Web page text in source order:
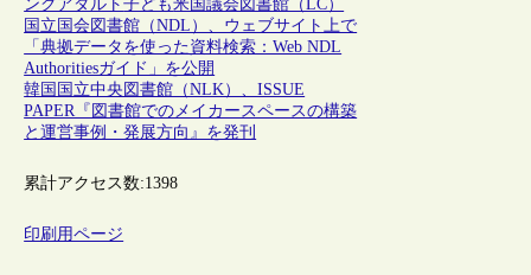
ングアダルト子ども米国議会図書館（LC）
国立国会図書館（NDL）、ウェブサイト上で
「典拠データを使った資料検索：Web NDL
Authoritiesガイド」を公開
韓国国立中央図書館（NLK）、ISSUE
PAPER『図書館でのメイカースペースの構築
と運営事例・発展方向』を発刊
累計アクセス数:1398
印刷用ページ